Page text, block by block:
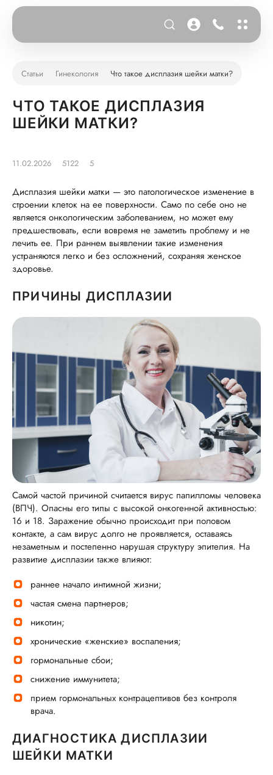
Статьи Гинекология Что такое дисплазия шейки матки?
ЧТО ТАКОЕ ДИСПЛАЗИЯ
ШЕЙКИ МАТКИ?
11.02.2026 5122 5
Дисплазия шейки матки — это патологическое изменение в
строении клеток на ее поверхности. Само по себе оно не
является онкологическим заболеванием, но может ему
предшествовать, если вовремя не заметить проблему и не
лечить ее. При раннем выявлении такие изменения
устраняются легко и без осложнений, сохраняя женское
здоровье.
ПРИЧИНЫ ДИСПЛАЗИИ
Самой частой причиной считается вирус папилломы человека
(ВПЧ). Опасны его типы с высокой онкогенной активностью:
16 и 18. Заражение обычно происходит при половом
контакте, а сам вирус долго не проявляется, оставаясь
незаметным и постепенно нарушая структуру эпителия. На
развитие дисплазии также влияют:
раннее начало интимной жизни;
частая смена партнеров;
никотин;
хронические «женские» воспаления;
гормональные сбои;
снижение иммунитета;
прием гормональных контрацептивов без контроля
врача.
ДИАГНОСТИКА ДИСПЛАЗИИ
ШЕЙКИ МАТКИ